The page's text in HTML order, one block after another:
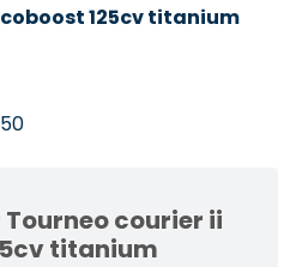
125cv titanium
courier ii
titanium